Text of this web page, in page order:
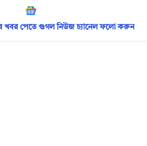
খবর পেতে গুগল নিউজ চ্যানেল ফলো করুন